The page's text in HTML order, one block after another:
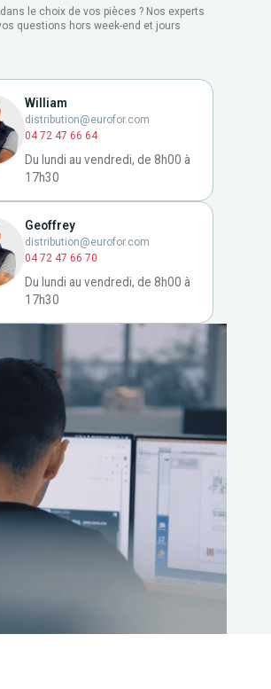
le choix de vos pièces ? Nos experts
questions hors week-end et jours
William
distribution@eurofor.com
04 72 47 66 64
Du lundi au vendredi, de 8h00 à
17h30
Geoffrey
distribution@eurofor.com
04 72 47 66 70
Du lundi au vendredi, de 8h00 à
17h30